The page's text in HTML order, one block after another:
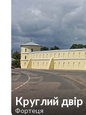
Круглий двір
Фортеця